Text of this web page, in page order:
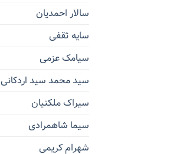
سالار احمدیان
سایه ثقفی
سیامک عزمی
سید محمد سید اردکانی
سیراک ملکنیان
سیما شاهمرادی
شهرام کریمی